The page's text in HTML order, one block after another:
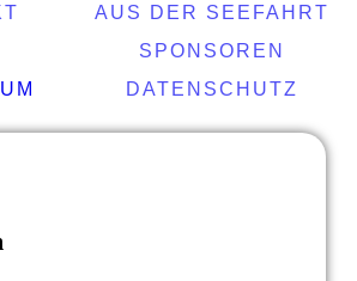
AUS DER SEEFAHRT
SPONSOREN
DATENSCHUTZ